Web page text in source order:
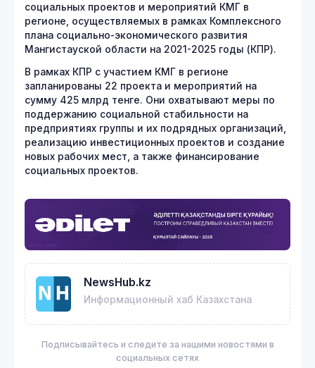
социальных проектов и мероприятий КМГ в
регионе, осуществляемых в рамках Комплексного
плана социально-экономического развития
Мангистауской области на 2021-2025 годы (КПР).
В рамках КПР с участием КМГ в регионе
запланированы 22 проекта и мероприятий на
сумму 425 млрд тенге. Они охватывают меры по
поддержанию социальной стабильности на
предприятиях группы и их подрядных организаций,
реализацию инвестиционных проектов и создание
новых рабочих мест, а также финансирование
социальных проектов.
NewsHub.kz
Информационный хаб Казахстана
Подписывайтесь и следите за нашими новостями в
социальных сетях